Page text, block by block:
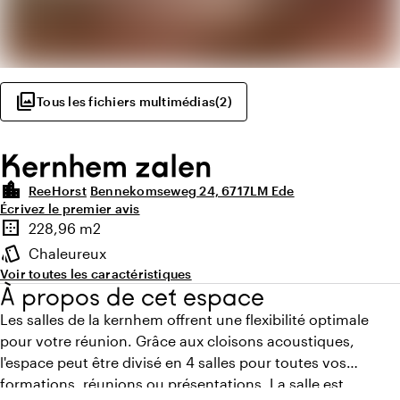
photo_libraryTous les fichiers multimédias(2)
Kernhem zalen
location_city ReeHorst Bennekomseweg 24, 6717LM Ede
Écrivez le premier avis
Points forts
border_outer
Superficie
228,96 m2
style
Ambiance
Chaleureux
Voir toutes les caractéristiques
À propos de cet espace
Les salles de la kernhem offrent une flexibilité optimale
pour votre réunion. Grâce aux cloisons acoustiques,
l'espace peut être divisé en 4 salles pour toutes vos
formations, réunions ou présentations. La salle est